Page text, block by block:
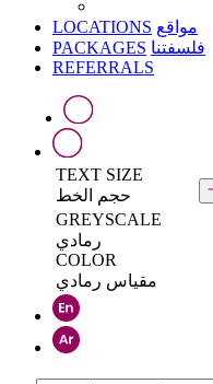
LOCATIONS مواقع
PACKAGES فلسفتنا
REFERRALS
TEXT SIZE
حجم الخط
GREYSCALE
رمادي
COLOR
مقياس رمادي